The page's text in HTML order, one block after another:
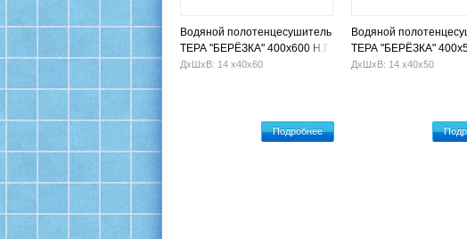
Водяной полотенцесушитель
ТЕРА "БЕРЁЗКА" 400х600 Н.Г.
3/4" (2+2+2 п)
ДхШхВ: 14 х40х60
Подробнее
Водяной
ТЕРА "БЕРЁЗКА"
3/4" (1+2+1п)
ДхШхВ: 14 х40х50